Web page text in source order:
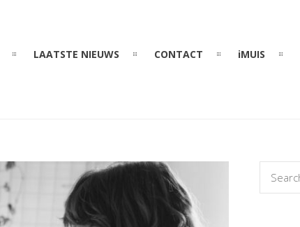
LAATSTE NIEUWS CONTACT iMUIS